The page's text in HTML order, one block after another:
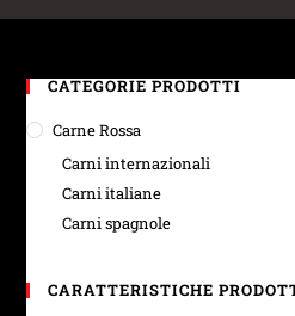
CATEGORIE PRODOTTI
Carne Rossa
Carni internazionali
Carni italiane
Carni spagnole
CARATTERISTICHE